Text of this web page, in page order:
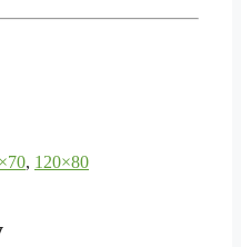
, 120×80